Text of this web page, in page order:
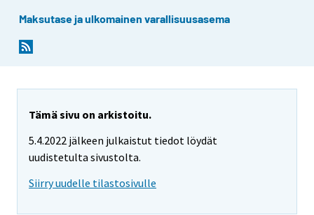
Maksutase ja ulkomainen varallisuusasema
Tämä sivu on arkistoitu.
5.4.2022 jälkeen julkaistut tiedot löydät
uudistetulta sivustolta.
Siirry uudelle tilastosivulle